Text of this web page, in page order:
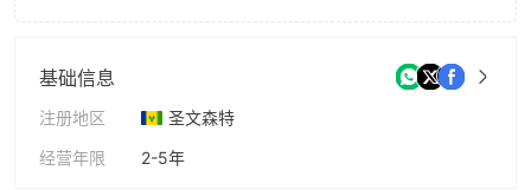
基础信息
注册地区
圣文森特
经营年限
2-5年